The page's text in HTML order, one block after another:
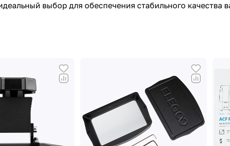
выбор для обеспечения стабильного качества